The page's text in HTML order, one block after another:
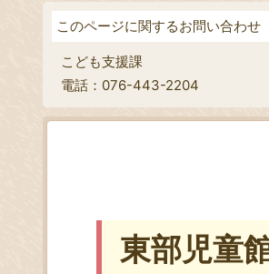
このページに関するお問い合わせ
こども支援課
電話：076-443-2204
東部児童